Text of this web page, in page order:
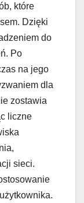
które
Dzięki
do
Po
na jego
dla
zostawia
liczne
sieci.